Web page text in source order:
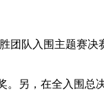
队入围主题赛
另，在全入围总